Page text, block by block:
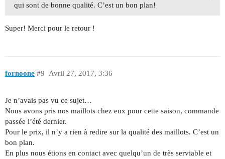
qui sont de bonne qualité. C’est un bon plan!
Super! Merci pour le retour !
fornoone Avril 27, 2017, 3:36
#9
Je n’avais pas vu ce sujet…
Nous avons pris nos maillots chez eux pour cette saison, commande
passée l’été dernier.
Pour le prix, il n’y a rien à redire sur la qualité des maillots. C’est un
bon plan.
En plus nous étions en contact avec quelqu’un de très serviable et